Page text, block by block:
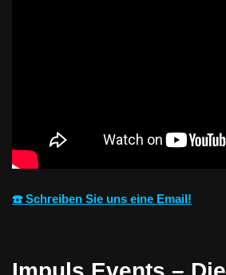
☎️ Schreiben Sie uns eine Email!